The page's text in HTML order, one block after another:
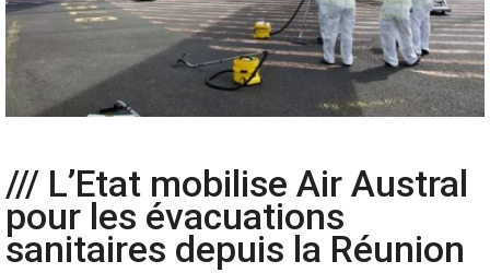
/// L’Etat mobilise Air Austral
pour les évacuations
sanitaires depuis la Réunion